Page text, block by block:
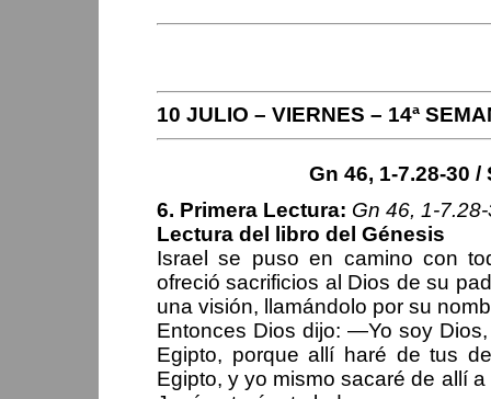
10 JULIO – VIERNES – 14ª
Gn 46, 1-7.28-30 /
6. Primera Lectura: Gn 46, 1-
Lectura del libro del Génesis
Israel se puso en camino con
ofreció sacrificios al Dios de su
una visión, llamándolo por su
Entonces Dios dijo: —Yo soy
Egipto, porque allí haré de tus
Egipto, y yo mismo sacaré de allí